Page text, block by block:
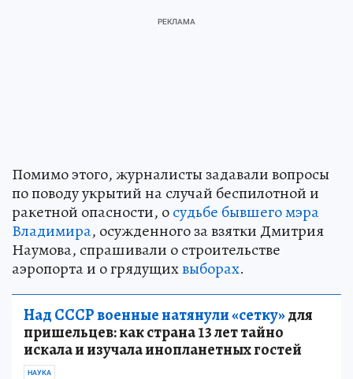
Помимо этого, журналисты задавали вопросы
по поводу укрытий на случай беспилотной и
ракетной опасности, осудьбе бывшего мэра
Владимира, осужденного за взятки Дмитрия
Наумова, спрашивали о строительстве
аэропорта и о грядущихвыборах.
Над СССР военные натянули «сетку»для
пришельцев: как страна 13 лет тайно
искала и изучала инопланетных гостей
НАУКА